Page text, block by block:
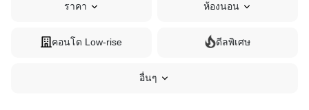
ราคา ห้องนอน
คอนโด Low-rise ดีลพิเศษ
อื่นๆ